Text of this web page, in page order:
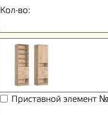
Кол-во:
Приставной элемент